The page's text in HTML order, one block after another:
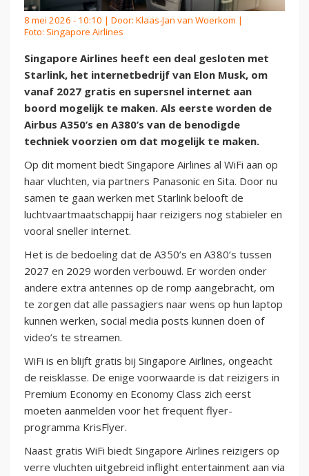
8 mei 2026 - 10:10 | Door: Klaas-Jan van Woerkom |
Foto: Singapore Airlines
Singapore Airlines heeft een deal gesloten met
Starlink, het internetbedrijf van Elon Musk, om
vanaf 2027 gratis en supersnel internet aan
boord mogelijk te maken. Als eerste worden de
Airbus A350’s en A380’s van de benodigde
techniek voorzien om dat mogelijk te maken.
Op dit moment biedt Singapore Airlines al WiFi aan op
haar vluchten, via partners Panasonic en Sita. Door nu
samen te gaan werken met Starlink belooft de
luchtvaartmaatschappij haar reizigers nog stabieler en
vooral sneller internet.
Het is de bedoeling dat de A350’s en A380’s tussen
2027 en 2029 worden verbouwd. Er worden onder
andere extra antennes op de romp aangebracht, om
te zorgen dat alle passagiers naar wens op hun laptop
kunnen werken, social media posts kunnen doen of
video’s te streamen.
WiFi is en blijft gratis bij Singapore Airlines, ongeacht
de reisklasse. De enige voorwaarde is dat reizigers in
Premium Economy en Economy Class zich eerst
moeten aanmelden voor het frequent flyer-
programma KrisFlyer.
Naast gratis WiFi biedt Singapore Airlines reizigers op
verre vluchten uitgebreid inflight entertainment aan via